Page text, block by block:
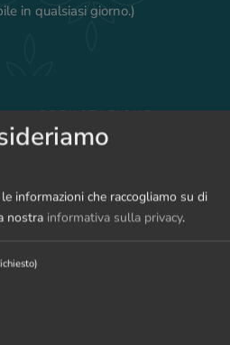
in qualsiasi giorno.)
PRENOTAZIONE
informazioni che raccogliamo su di
nostra informativa sulla privacy.